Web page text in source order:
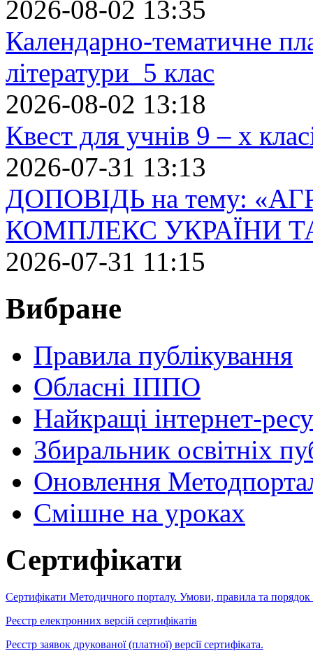
2026-08-02 13:35
Календарно-тематичне
літератури 5 клас
2026-08-02 13:18
Квест для учнів 9 – х
2026-07-31 13:13
ДОПОВІДЬ на тему:
КОМПЛЕКС УКРАЇНИ
2026-07-31 11:15
Вибране
Правила публікування
Обласні ІППО
Найкращі інтернет-
Збиральник освітніх
Оновлення
Cмішне на уроках
Сертифікати
Сертифікати Методичного порталу. Умови, правила та порядок
Реєстр електронних версій сертифікатів
Реєстр заявок друкованої (платної) версії сертифіката.